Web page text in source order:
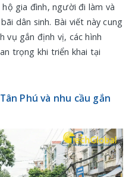
gia đình, người đi làm và
dân sinh. Bài viết này cung
vụ gắn định vị, các hình
trọng khi triển khai tại
Phú và nhu cầu gắn